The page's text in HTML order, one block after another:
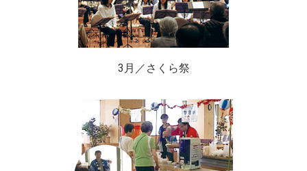
3月／さくら祭